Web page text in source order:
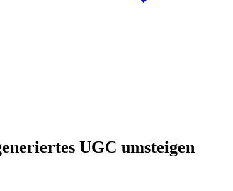
UGC umsteigen